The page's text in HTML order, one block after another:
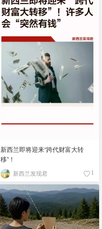
新西兰即将迎来“跨代财富大转
移”！
新西兰发现君 1